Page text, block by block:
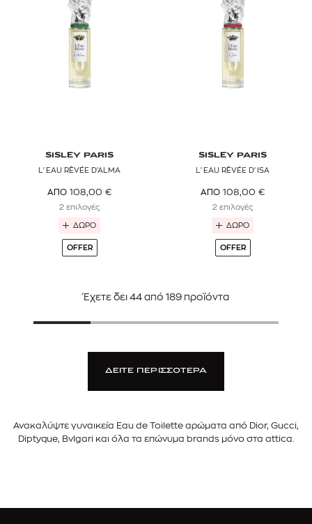
SISLEY PARIS
L'EAU RÊVÉE D'ALMA
ΑΠΟ 108,00 €
2 επιλογές
ΔΩΡΟ
OFFER
SISLEY PARIS
L'EAU RÊVÉE D'ISA
ΑΠΟ 108,00 €
2 επιλογές
ΔΩΡΟ
OFFER
Έχετε δει 44από 189προϊόντα
ΔΕΙΤΕ ΠΕΡΙΣΣΟΤΕΡΑ
Ανακαλύψτε γυναικεία Eau de Toilette αρώματα από Dior, Gucci,
Diptyque, Bvlgari και όλα τα επώνυμα brands μόνο στα attica.